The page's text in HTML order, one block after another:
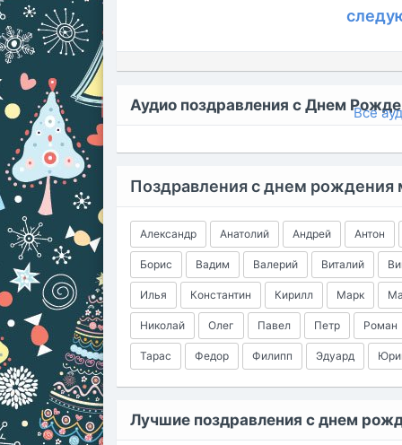
Аудио поздравления с Днем Все
Поздравления с днем
Александр Анатолий Андрей Антон
Борис Вадим Валерий Виталий
Илья Константин Кирилл Марк
Николай Олег Павел Петр Роман
Тарас Федор Филипп Эдуард
Лучшие поздравления с днем